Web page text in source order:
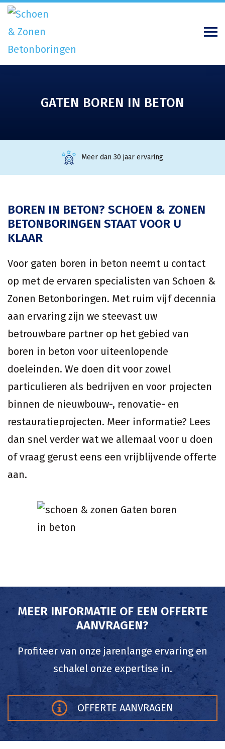
GATEN BOREN IN BETON
Meer dan 30 jaar ervaring
BOREN IN BETON? SCHOEN & ZONEN
BETONBORINGEN STAAT VOOR U
KLAAR
Voor gaten boren in beton neemt u contact
op met de ervaren specialisten van Schoen &
Zonen Betonboringen. Met ruim vijf decennia
aan ervaring zijn we steevast uw
betrouwbare partner op het gebied van
boren in beton voor uiteenlopende
doeleinden. We doen dit voor zowel
particulieren als bedrijven en voor projecten
binnen de nieuwbouw-, renovatie- en
restauratieprojecten. Meer informatie? Lees
dan snel verder wat we allemaal voor u doen
of vraag gerust eens een vrijblijvende offerte
aan.
MEER INFORMATIE OF EEN OFFERTE
AANVRAGEN?
Profiteer van onze jarenlange ervaring en
schakel onze expertise in.
OFFERTE AANVRAGEN